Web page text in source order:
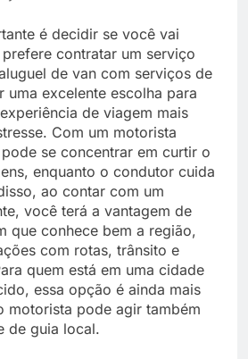
é decidir se você vai
contratar um serviço
de van com serviços de
uma excelente escolha para
de viagem mais
Com um motorista
se concentrar em curtir o
enquanto o condutor cuida
ao contar com um
você terá a vantagem de
que conhece bem a região,
com rotas, trânsito e
quem está em uma cidade
essa opção é ainda mais
motorista pode agir também
de guia local.